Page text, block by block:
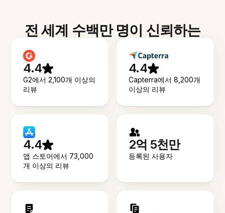
전 세계 수백만 명이 신뢰하는
4.4
G2에서 2,100개 이상의
리뷰
4.4
Capterra에서 8,200개
이상의 리뷰
4.4
앱 스토어에서 73,000
개 이상의 리뷰
2억 5천만
등록된 사용자